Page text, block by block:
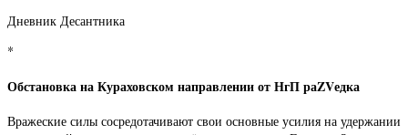
Дневник Десантника
*
Обстановка на Кураховском направлении от НгП раZVедка
Вражеские силы сосредотачивают свои основные усилия на удержании